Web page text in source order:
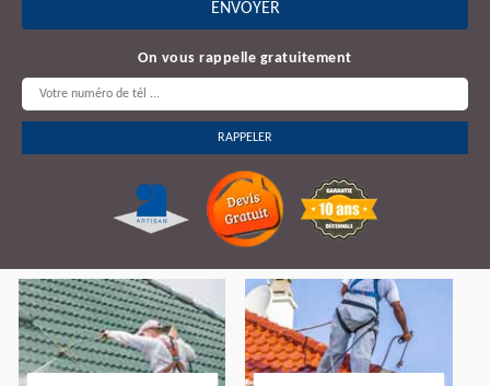
On vous rappelle gratuitement